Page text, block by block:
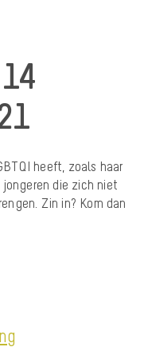
heeft, zoals haar
die zich niet
Zin in? Kom dan